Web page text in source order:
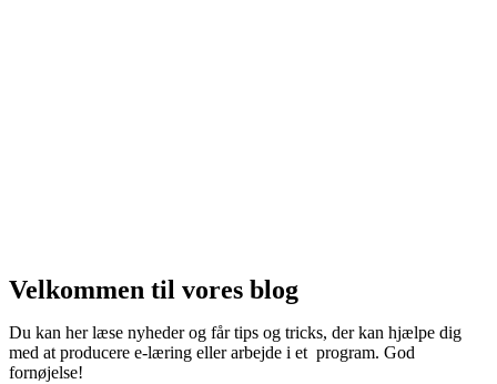
Velkommen til vores blog
Du kan her læse nyheder og får tips og tricks, der kan hjælpe dig
med at producere e-læring eller arbejde i et program. God
fornøjelse!